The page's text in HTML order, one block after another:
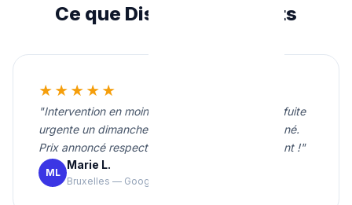
Ce que Disent Nos Clients
★★★★★
"Intervention en moins de 20 minutes pour une fuite
urgente un dimanche soir. Travail propre et soigné.
Prix annoncé respecté. Je recommande vivement !"
ML
Marie L.
Bruxelles — Google